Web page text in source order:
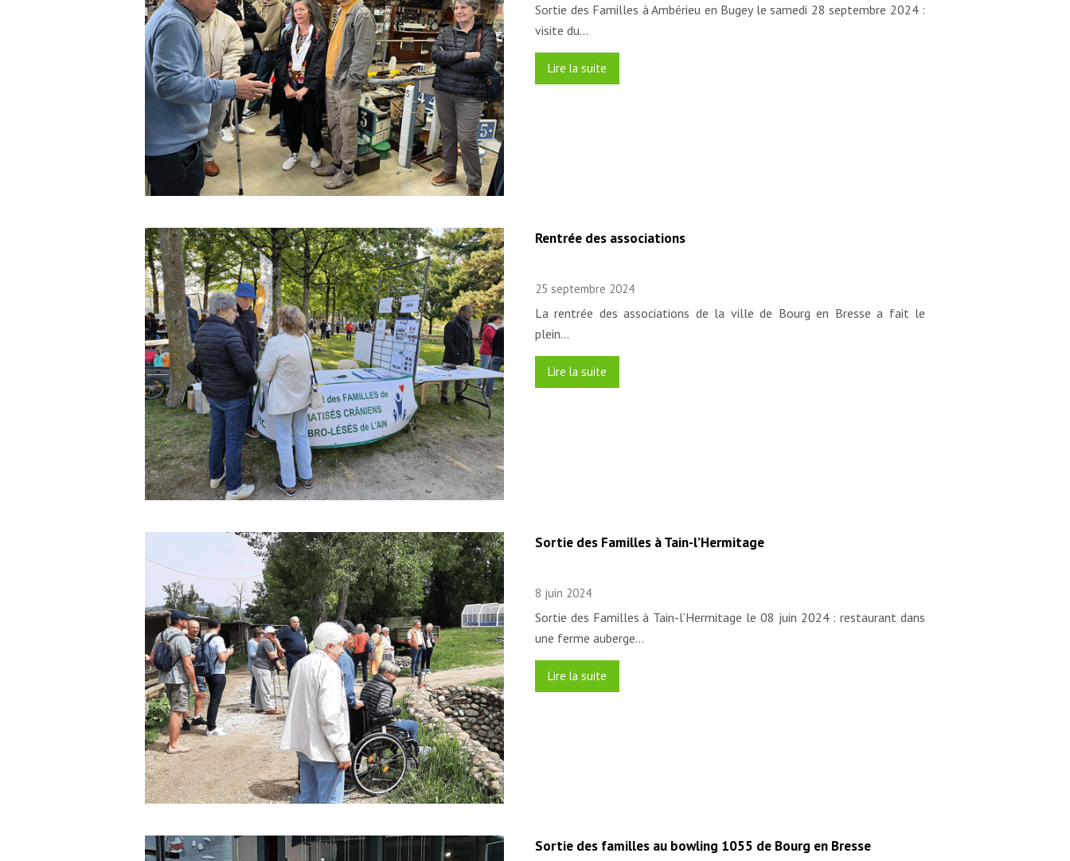
Sortie des Familles à Ambérieu en Bugey le samedi 28 septembre 2024 :
visite du…
Lire la suite
Rentrée des associations
25 septembre 2024
La rentrée des associations de la ville de Bourg en Bresse a fait le
plein…
Lire la suite
Sortie des Familles à Tain-l’Hermitage
8 juin 2024
Sortie des Familles à Tain-l’Hermitage le 08 juin 2024 : restaurant dans
une ferme auberge…
Lire la suite
Sortie des familles au bowling 1055 de Bourg en Bresse